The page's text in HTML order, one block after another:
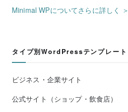
Minimal WPについてさらに詳しく ＞
タイプ別WordPressテンプレート
ビジネス・企業サイト
公式サイト（ショップ・飲食店）